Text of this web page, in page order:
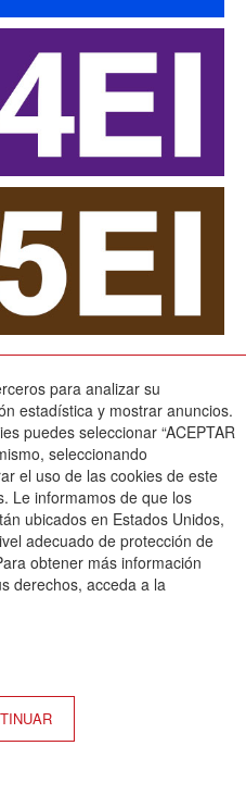
01/10/2024
para analizar su
estadística y mostrar anuncios.
puedes seleccionar “ACEPTAR
seleccionando
el uso de las cookies de este
Le informamos de que los
ubicados en Estados Unidos,
adecuado de protección de
obtener más información
derechos, acceda a la